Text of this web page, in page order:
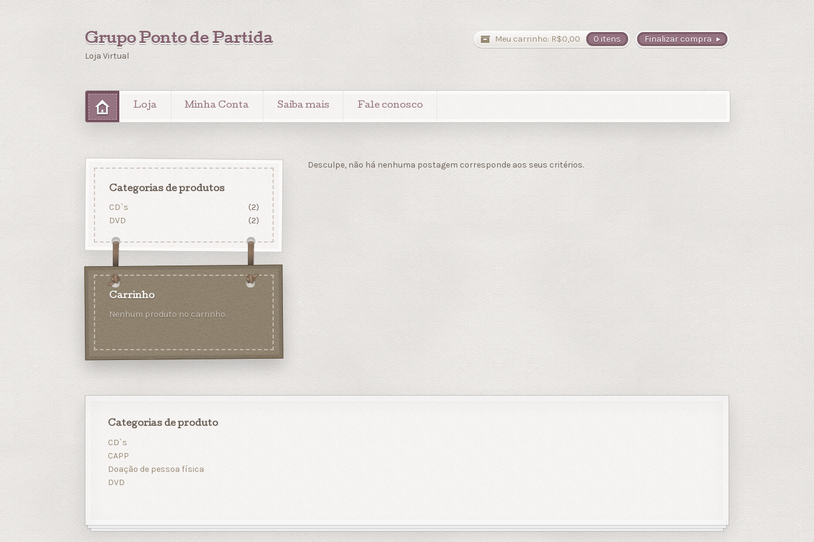
Grupo Ponto de Partida
Loja Virtual
Finalizar compra
Meu carrinho: R$0,00 0 itens
Loja Minha Conta Saiba mais Fale conosco
Desculpe, não há nenhuma postagem corresponde aos seus critérios.
Categorias de produtos
CD`s
(2)
DVD
(2)
Carrinho
Nenhum produto no carrinho.
Categorias de produto
CD`s
CAPP
Doação de pessoa física
DVD